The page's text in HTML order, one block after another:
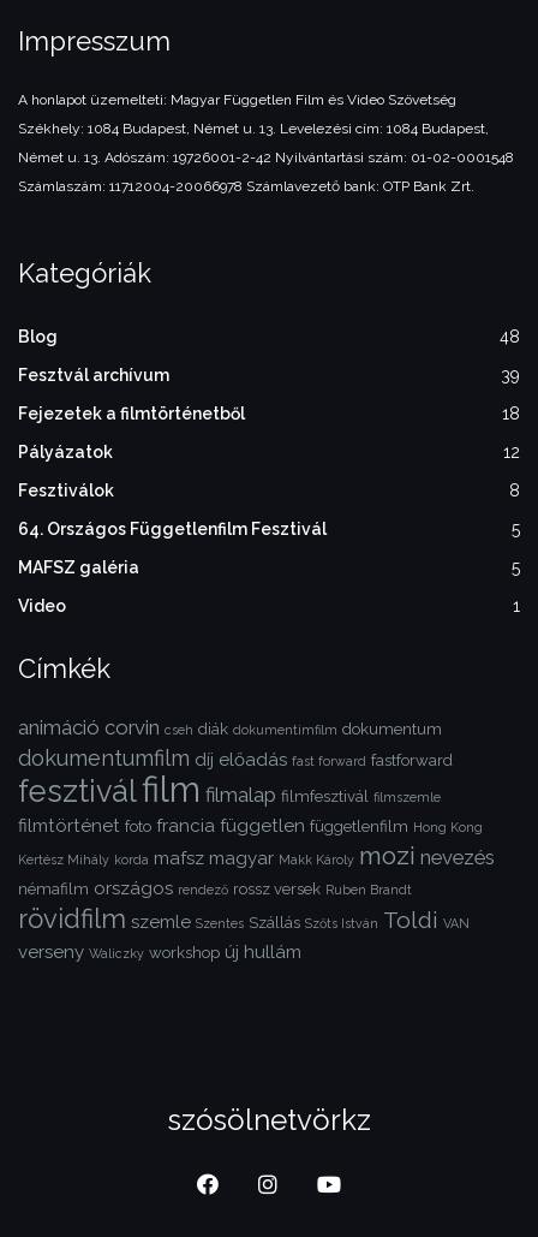
Impresszum
A honlapot üzemelteti: Magyar Független Film és Video Szövetség
Székhely: 1084 Budapest, Német u. 13. Levelezési cím: 1084 Budapest,
Német u. 13. Adószám: 19726001-2-42 Nyilvántartási szám: 01-02-0001548
Számlaszám: 11712004-20066978 Számlavezető bank: OTP Bank Zrt.
Kategóriák
Blog
48
Fesztvál archívum
39
Fejezetek a filmtörténetből
18
Pályázatok
12
Fesztiválok
8
64. Országos Függetlenfilm Fesztivál
5
MAFSZ galéria
5
Video
1
Címkék
animáció corvin cseh diák dokumentimfilm dokumentum
dokumentumfilm díj előadás fast forward fastforward
fesztiválfilm filmalap filmfesztivál filmszemle
filmtörténet foto francia független függetlenfilm Hong Kong
Kertész Mihály korda mafsz magyar Makk Károly mozi nevezés
némafilm országos rendező rossz versek Ruben Brandt
rövidfilm szemle Szentes Szállás Szőts István Toldi VAN
verseny Waliczky workshop új hullám
szósölnetvörkz